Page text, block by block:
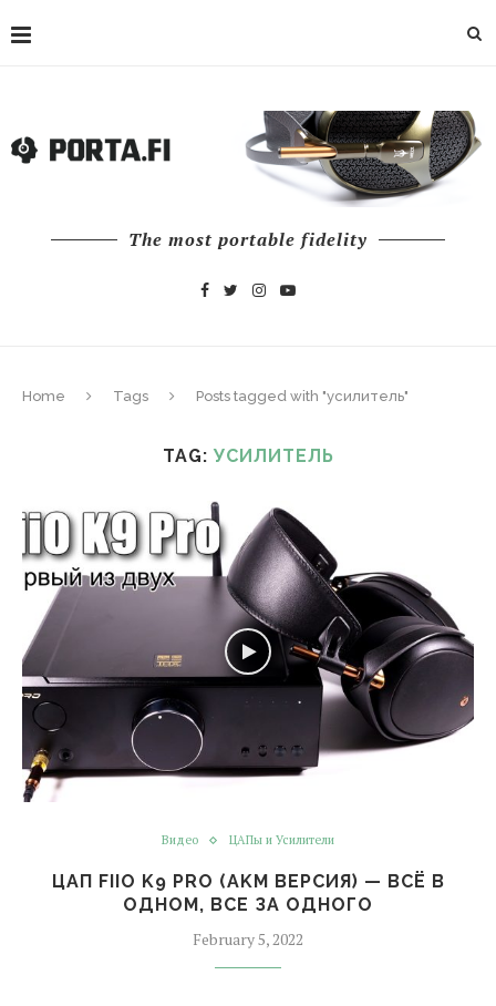
The most portable fidelity
Home Tags Posts tagged with "усилитель"
TAG: УСИЛИТЕЛЬ
Видео ЦАПы и Усилители
ЦАП FIIO K9 PRO (AKM ВЕРСИЯ) — ВСЁ В
ОДНОМ, ВСЕ ЗА ОДНОГО
February 5, 2022